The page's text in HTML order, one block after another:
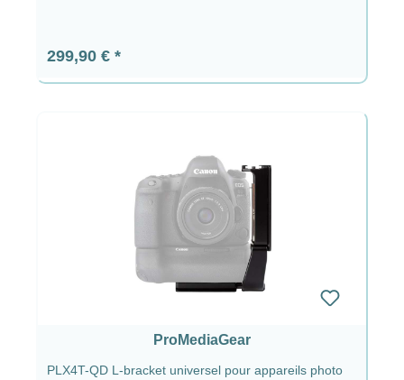
Prix régulier :
299,90 €
ProMediaGear
PLX4T-QD L-bracket universel pour appareils photo